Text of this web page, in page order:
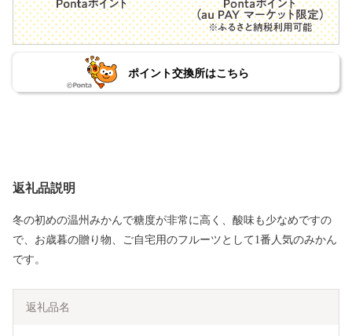
ポイント交換所はこちら
返礼品説明
冬の初めの温州みかんで糖度が非常に高く、酸味も少なめですの
で、お歳暮の贈り物、ご自宅用のフルーツとして1番人気のみかん
です。
返礼品名